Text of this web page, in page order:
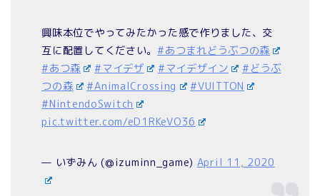
興味本位でやってみたかった感で作りました、交
互に配置してください。 #あつまれどうぶつの森
#あつ森
#マイデザ #マイデザイン
#どうぶ
つの森
#AnimalCrossing
#VUITTON
#NintendoSwitch
pic.twitter.com/eD1RKeVO36
— いずみん (@izuminn_game) April 11, 2020